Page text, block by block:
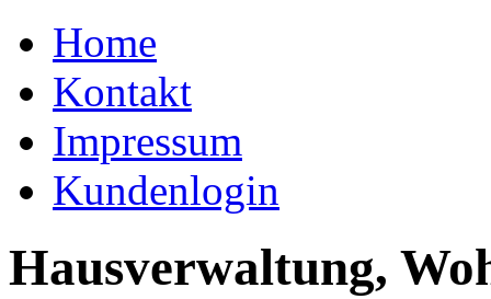
Home
Kontakt
Impressum
Kundenlogin
Hausverwaltung,